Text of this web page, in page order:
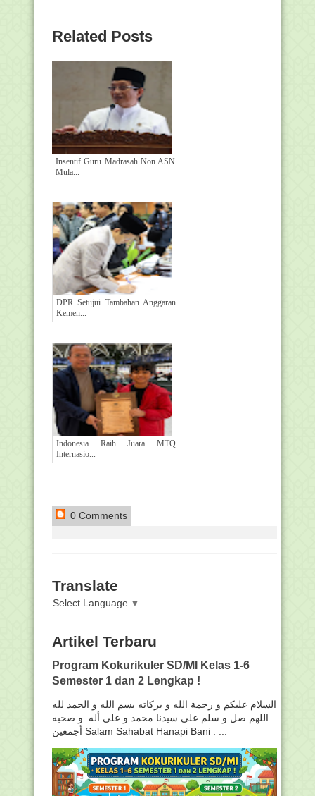
Related Posts
Insentif Guru Madrasah Non ASN
Mula...
DPR Setujui Tambahan Anggaran
Kemen...
Indonesia Raih Juara MTQ
Internasio...
0 Comments
Translate
Select Language ▼
Artikel Terbaru
Program Kokurikuler SD/MI Kelas 1-6
Semester 1 dan 2 Lengkap !
السلام عليكم و رحمة الله و بركاته بسم الله و الحمد لله
اللهم صل و سلم على سيدنا محمد و على أله و صحبه
أجمعين Salam Sahabat Hanapi Bani . ...